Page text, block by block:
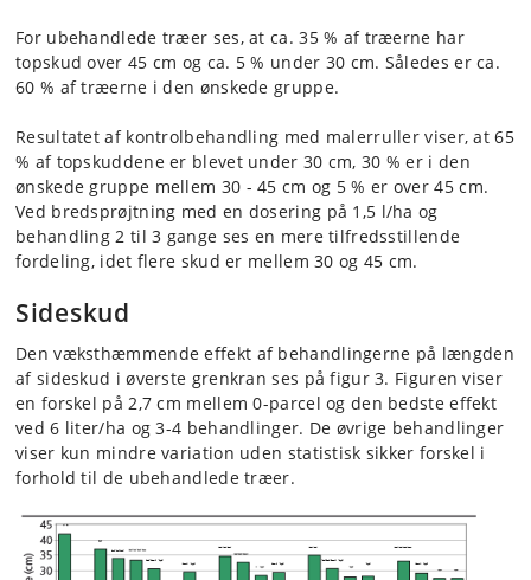
For ubehandlede træer ses, at ca. 35 % af træerne har
topskud over 45 cm og ca. 5 % under 30 cm. Således er ca.
60 % af træerne i den ønskede gruppe.
Resultatet af kontrolbehandling med malerruller viser, at 65
% af topskuddene er blevet under 30 cm, 30 % er i den
ønskede gruppe mellem 30 - 45 cm og 5 % er over 45 cm.
Ved bredsprøjtning med en dosering på 1,5 l/ha og
behandling 2 til 3 gange ses en mere tilfredsstillende
fordeling, idet flere skud er mellem 30 og 45 cm.
Sideskud
Den væksthæmmende effekt af behandlingerne på længden
af sideskud i øverste grenkran ses på figur 3. Figuren viser
en forskel på 2,7 cm mellem 0-parcel og den bedste effekt
ved 6 liter/ha og 3-4 behandlinger. De øvrige behandlinger
viser kun mindre variation uden statistisk sikker forskel i
forhold til de ubehandlede træer.